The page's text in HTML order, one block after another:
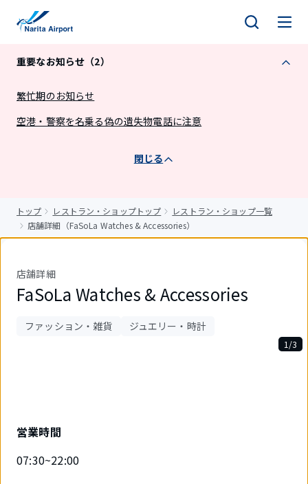
重要なお知らせ（2）
繁忙期のお知らせ
空港・警察を名乗る偽の遺失物電話に注意
閉じる
トップ レストラン・ショップトップ
レストラン・ショップ一覧
店舗詳細（FaSoLa Watches & Accessories）
店舗詳細
FaSoLa Watches & Accessories
ファッション・雑貨 ジュエリー・時計
1/3
営業時間
07:30~22:00